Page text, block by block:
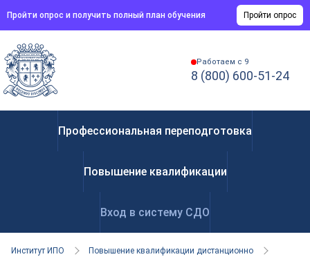
Пройти опрос и получить полный план обучения Пройти опрос
Работаем с 9
8 (800) 600-51-24
Профессиональная переподготовка
Повышение квалификации
Вход в систему СДО
Институт ИПО
Повышение квалификации дистанционно